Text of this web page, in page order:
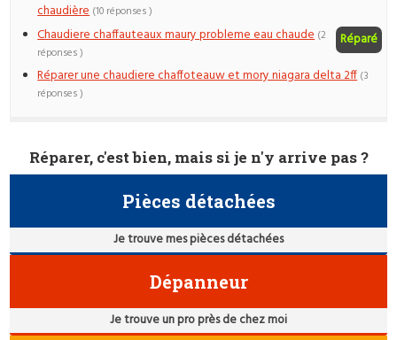
chaudière (10 réponses )
Chaudiere chaffauteaux maury probleme eau chaude Réparé
(2
réponses )
Réparer une chaudiere chaffoteauw et mory niagara delta 2ff (3
réponses )
Réparer, c'est bien, mais si je n'y arrive pas ?
Pièces détachées
Je trouve mes pièces détachées
Dépanneur
Je trouve un pro près de chez moi